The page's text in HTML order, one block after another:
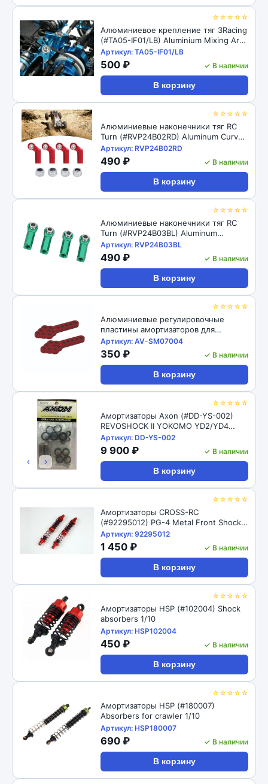
☆☆☆☆☆
Алюминиевое крепление тяг 3Racing
(#TA05-IF01/LB) Aluminium Mixing Arm
For TA-05IFS
Артикул: TA05-IF01/LB
500 ₽ ✓ В наличии
В корзину
☆☆☆☆☆
Алюминиевые наконечники тяг RC
Turn (#RVP24B02RD) Aluminum Curved
Link Steering Rod Ends with M4 CW
Thread Bore for 1/10 RC Crawler 4pcs:
Red
Артикул: RVP24B02RD
490 ₽ ✓ В наличии
В корзину
☆☆☆☆☆
Алюминиевые наконечники тяг RC
Turn (#RVP24B03BL) Aluminum
Straight Link Steering Rod Ends with
M4 CW Thread Bore for 1/10 RC
Crawler 4pcs: Black
Артикул: RVP24B03BL
490 ₽ ✓ В наличии
В корзину
☆☆☆☆☆
Алюминиевые регулировочные
пластины амортизаторов для
радиоуправляемых автомоделей
1/10, 2шт RC-Avtomag (#AV-SM07004)
1/10 RC Car Aluminum Shock Absorber
Adjust Plate Droop Mount
Артикул: AV-SM07004
350 ₽ ✓ В наличии
В корзину
☆☆☆☆☆
‹ ›
Амортизаторы Axon (#DD-YS-002)
REVOSHOCK II YOKOMO YD2/YD4
12/16
Артикул: DD-YS-002
9 900 ₽ ✓ В наличии
В корзину
☆☆☆☆☆
Амортизаторы CROSS-RC
(#92295012) PG-4 Metal Front Shock
98mm
Артикул: 92295012
1 450 ₽ ✓ В наличии
В корзину
☆☆☆☆☆
Амортизаторы HSP (#102004) Shock
absorbers 1/10
Артикул: HSP102004
450 ₽ ✓ В наличии
В корзину
☆☆☆☆☆
Амортизаторы HSP (#180007)
Absorbers for crawler 1/10
Артикул: HSP180007
690 ₽ ✓ В наличии
В корзину